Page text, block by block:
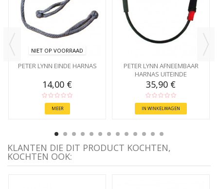
NIET OP VOORRAAD
PETER LYNN EINDE HARNAS
14,00 €
MEER
PETER LYNN AFNEEMBAAR
HARNAS UITEINDE
35,90 €
IN WINKELWAGEN
KLANTEN DIE DIT PRODUCT KOCHTEN,
KOCHTEN OOK: